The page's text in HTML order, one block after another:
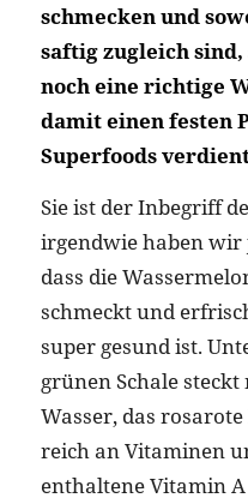
schmecken und
saftig zugleich
noch eine richtige
damit einen festen
Superfoods
Sie ist der Inbegriff
irgendwie haben wir
dass die
schmeckt und
super gesund ist.
grünen Schale
Wasser, das
reich an Vitaminen
enthaltene Vitamin